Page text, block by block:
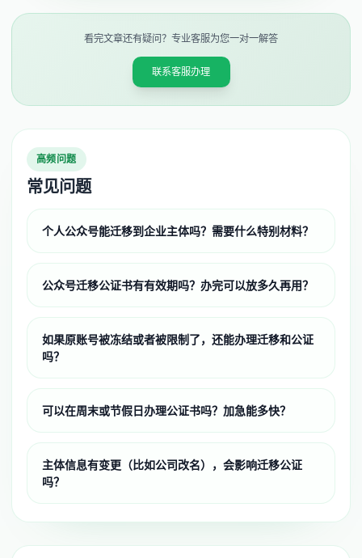
看完文章还有疑问？专业客服为您一对一解答
联系客服办理
高频问题
常见问题
个人公众号能迁移到企业主体吗？需要什么特别材料？
公众号迁移公证书有有效期吗？办完可以放多久再用？
如果原账号被冻结或者被限制了，还能办理迁移和公证
吗？
可以在周末或节假日办理公证书吗？加急能多快？
主体信息有变更（比如公司改名），会影响迁移公证
吗？